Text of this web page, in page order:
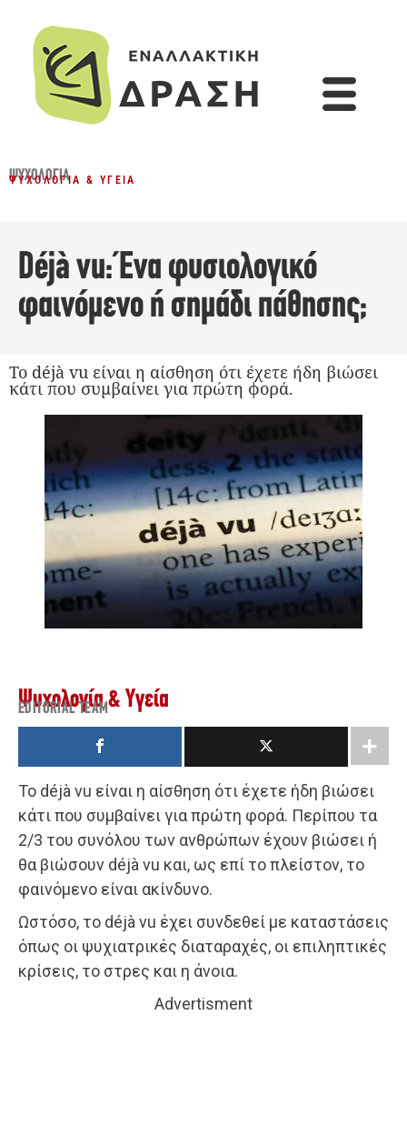
ΨΥΧΟΛΟΓΊΑ
ΨΥΧΟΛΟΓΊΑ & ΥΓΕΊΑ
Déjà vu: Ένα φυσιολογικό
φαινόμενο ή σημάδι πάθησης;
Το déjà vu είναι η αίσθηση ότι έχετε ήδη βιώσει
κάτι που συμβαίνει για πρώτη φορά.
Ψυχολογία & Υγεία
EDITORIAL TEAM
Το déjà vu είναι η αίσθηση ότι έχετε ήδη βιώσει
κάτι που συμβαίνει για πρώτη φορά. Περίπου τα
2/3 του συνόλου των ανθρώπων έχουν βιώσει ή
θα βιώσουν déjà vu και, ως επί το πλείστον, το
φαινόμενο είναι ακίνδυνο.
Ωστόσο, το déjà vu έχει συνδεθεί με καταστάσεις
όπως οι ψυχιατρικές διαταραχές, οι επιληπτικές
κρίσεις, το στρες και η άνοια.
Advertisment